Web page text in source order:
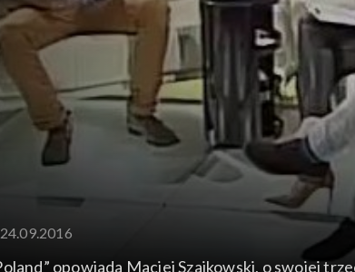
Maciej Szajkowski, o swojej trzeciej płycie